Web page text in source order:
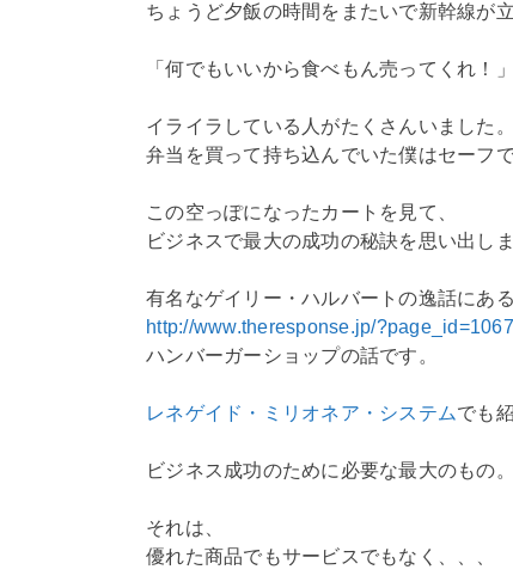
ちょうど夕飯の時間をまたいで新幹線が
「何でもいいから食べもん売ってくれ！」
イライラしている人がたくさんいました。
弁当を買って持ち込んでいた僕はセーフで
この空っぽになったカートを見て、
ビジネスで最大の成功の秘訣を思い出しま
有名なゲイリー・ハルバートの逸話にある
http://www.theresponse.jp/
ハンバーガーショップの話です。
レネゲイド・ミリオネア・システムでも
ビジネス成功のために必要な最大のもの。
それは、
優れた商品でもサービスでもなく、、、